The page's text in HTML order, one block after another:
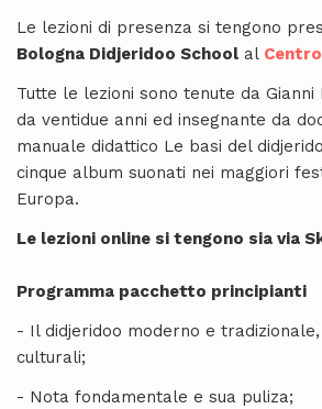
Le lezioni di presenza si tengono
Bologna Didjeridoo School al
Tutte le lezioni sono tenute da Gianni
da ventidue anni ed insegnante da
manuale didattico Le basi del
cinque album suonati nei maggiori
Europa.
Le lezioni online si tengono sia via
Programma pacchetto principianti
- Il didjeridoo moderno e
culturali;
- Nota fondamentale e sua puliza;